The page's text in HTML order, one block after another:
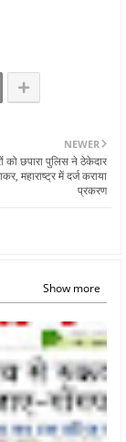
NEWER
को छपारा पुलिस ने ठेकेदार
महाराष्ट्र में दर्ज कराया
प्रकरण
Show more